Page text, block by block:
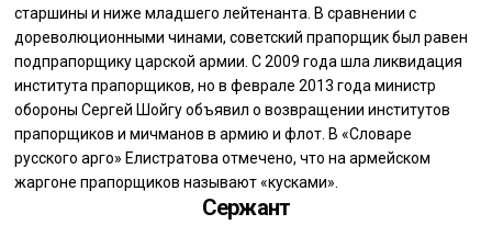
старшины и ниже младшего лейтенанта. В сравнении с
дореволюционными чинами, советский прапорщик был равен
подпрапорщику царской армии. С 2009 года шла ликвидация
института прапорщиков, но в феврале 2013 года министр
обороны Сергей Шойгу объявил о возвращении институтов
прапорщиков и мичманов в армию и флот. В «Словаре
русского арго» Елистратова отмечено, что на армейском
жаргоне прапорщиков называют «кусками».
Сержант